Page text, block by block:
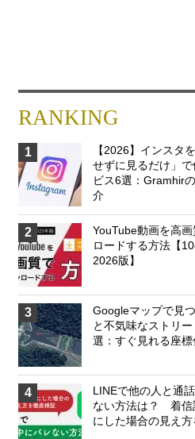
RANKING
1
【2026】インスタ
せずに見るだけ」
ビス6選：Gramhir
介
2
YouTube動画を高
ロードする方法【
2026版】
3
Googleマップで見
と不気味なストリ
選：すぐ見れる座標
4
LINEで他の人と通
ない方法は？ 着信
にした場合の見え